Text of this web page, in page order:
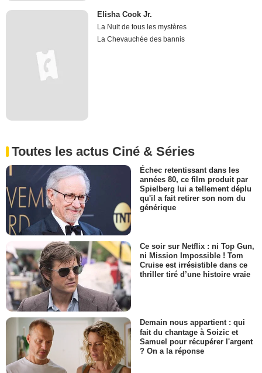
Elisha Cook Jr.
La Nuit de tous les mystères
La Chevauchée des bannis
Toutes les actus Ciné & Séries
Échec retentissant dans les
années 80, ce film produit par
Spielberg lui a tellement déplu
qu'il a fait retirer son nom du
générique
Ce soir sur Netflix : ni Top Gun,
ni Mission Impossible ! Tom
Cruise est irrésistible dans ce
thriller tiré d’une histoire vraie
Demain nous appartient : qui
fait du chantage à Soizic et
Samuel pour récupérer l'argent
? On a la réponse